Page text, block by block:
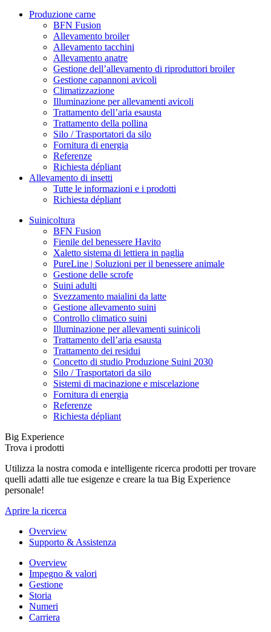
Produzione carne
BFN Fusion
Allevamento broiler
Allevamento tacchini
Allevamento anatre
Gestione dell’allevamento di riproduttori broiler
Gestione capannoni avicoli
Climatizzazione
Illuminazione per allevamenti avicoli
Trattamento dell’aria esausta
Trattamento della pollina
Silo / Trasportatori da silo
Fornitura di energia
Referenze
Richiesta dépliant
Allevamento di insetti
Tutte le informazioni e i prodotti
Richiesta dépliant
Suinicoltura
BFN Fusion
Fienile del benessere Havito
Xaletto sistema di lettiera in paglia
PureLine | Soluzioni per il benessere animale
Gestione delle scrofe
Suini adulti
Svezzamento maialini da latte
Gestione allevamento suini
Controllo climatico suini
Illuminazione per allevamenti suinicoli
Trattamento dell’aria esausta
Trattamento dei residui
Concetto di studio Produzione Suini 2030
Silo / Trasportatori da silo
Sistemi di macinazione e miscelazione
Fornitura di energia
Referenze
Richiesta dépliant
Big Experience
Trova i prodotti
Utilizza la nostra comoda e intelligente ricerca prodotti per trovare
quelli adatti alle tue esigenze e creare la tua Big Experience
personale!
Aprire la ricerca
Overview
Supporto & Assistenza
Overview
Impegno & valori
Gestione
Storia
Numeri
Carriera